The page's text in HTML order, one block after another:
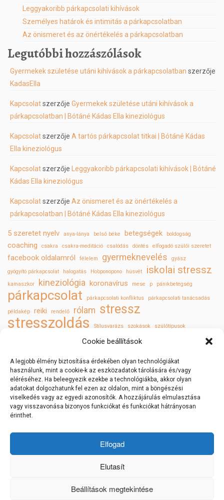
Cookie beállítások
A legjobb élmény biztosítása érdekében olyan technológiákat
használunk, mint a cookie-k az eszközadatok tárolására és/vagy
eléréséhez. Ha beleegyezik ezekbe a technológiákba, akkor olyan
adatokat dolgozhatunk fel ezen az oldalon, mint a böngészési
viselkedés vagy az egyedi azonosítók. A hozzájárulás elmulasztása
vagy visszavonása bizonyos funkciókat és funkciókat hátrányosan
érinthet.
Elfogad
Elutasít
Beállítások megtekintése
Leggyakoribb párkapcsolati kihívások
Személyes határok és intimitás a párkapcsolatban
Az önismeret és az önértékelés a párkapcsolatban
Legutóbbi hozzászólások
Gyermekek születése utáni kihívások a párkapcsolatban szerzője
KadasElla
Kapcsolatszerzője Gyermekek születése utáni kihívások a
párkapcsolatban | Bótáné Kádas Ella kineziológus
Kapcsolatszerzője A tartós párkapcsolat titkai | Bótáné Kádas
Ella kineziológus
Kapcsolatszerzője
Leggyakoribb párkapcsolati kihívások | Bótáné
Kádas Ella kineziológus
Kapcsolatszerzője Az önismeret és az önértékelés a
párkapcsolatban | Bótáné Kádas Ella kineziológus
5 szeretet nyelv anya-lánya belső béke betegségek boldogság
coaching csakra csakra-meditáció csalódás döntés elfogadó szülői szeretet
facebook oldalamról félelem gyermeknevelés
gyász
gyógyító párkapcsolat
halogatás Ho’oponopono húsvét iskolai stressz
kamaszkor kineziológia koronavírus mese p pánikbetegség
párkapcsolat párkapcsolati konfliktus párkapcsolati tanácsadás
példakép reiki rendelő rólam stressz
stresszoldás Stílusvarázs szokások
szülőtípusok
szűrővizsgálatok tükör törvényei
| ÁSZF |